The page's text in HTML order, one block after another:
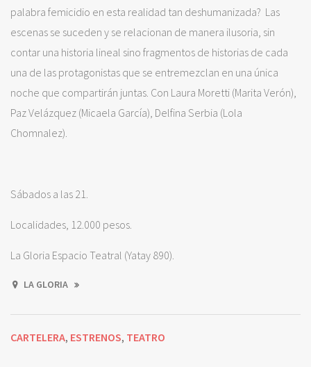
palabra femicidio en esta realidad tan deshumanizada? Las
escenas se suceden y se relacionan de manera ilusoria, sin
contar una historia lineal sino fragmentos de historias de cada
una de las protagonistas que se entremezclan en una única
noche que compartirán juntas. Con Laura Moretti (Marita Verón),
Paz Velázquez (Micaela García), Delfina Serbia (Lola
Chomnalez).
Sábados a las 21.
Localidades, 12.000 pesos.
La Gloria Espacio Teatral (Yatay 890).
LA GLORIA
CARTELERA, ESTRENOS, TEATRO